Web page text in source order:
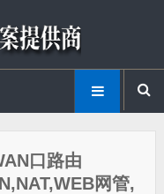
口路由
网管,